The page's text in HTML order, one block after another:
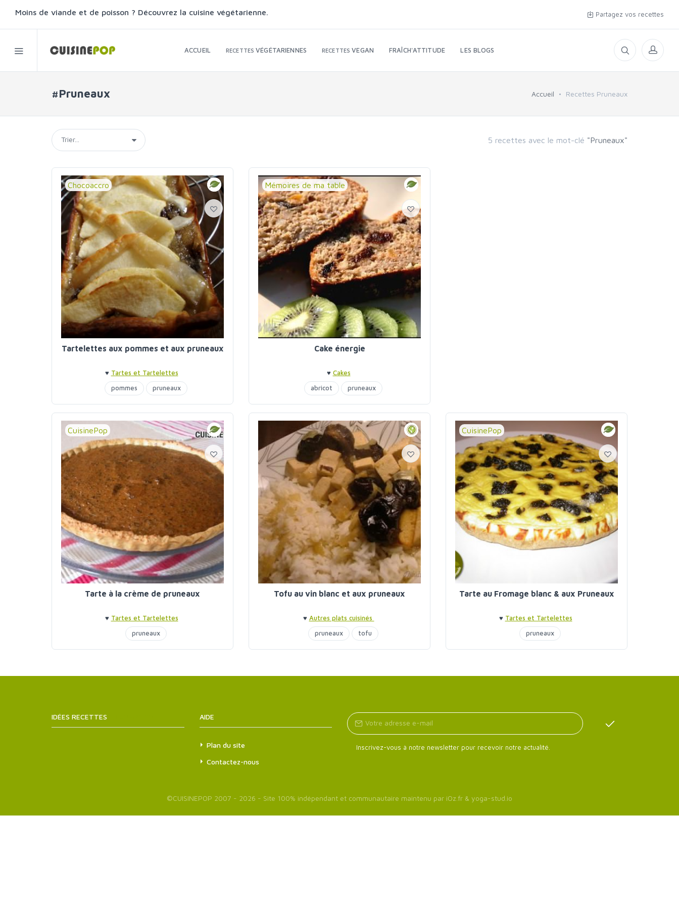
Moins de viande et de poisson ? Découvrez la cuisine végétarienne. Partagez vos recettes
ACCUEIL RECETTESVÉGÉTARIENNES RECETTESVEGAN FRAÎCH'ATTITUDE LES BLOGS
#Pruneaux Accueil Recettes Pruneaux
5 recettes avec le mot-clé "Pruneaux"
Chocoaccro
Tartelettes aux pommes et aux pruneaux
♥ Tartes et Tartelettes
pommes
pruneaux
Mémoires de ma table
Cake énergie
♥ Cakes
abricot
pruneaux
CuisinePop
Tarte à la crème de pruneaux
♥ Tartes et Tartelettes
pruneaux
Tofu au vin blanc et aux pruneaux
♥ Autres plats cuisinés
pruneaux
tofu
CuisinePop
Tarte au Fromage blanc & aux Pruneaux
♥ Tartes et Tartelettes
pruneaux
IDÉES RECETTES AIDE
Plan du site
Contactez-nous
Inscrivez-vous à notre newsletter pour recevoir notre actualité.
©CUISINEPOP 2007 - 2026 - Site 100% indépendant et communautaire maintenu par iOz.fr & yoga-stud.io